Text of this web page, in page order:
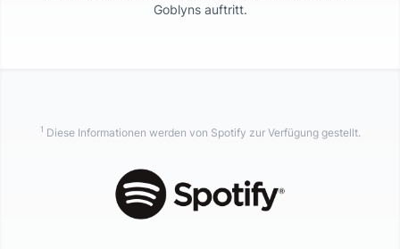
Goblynsauftritt.
1 Diese Informationen werden von Spotify zur Verfügung gestellt.